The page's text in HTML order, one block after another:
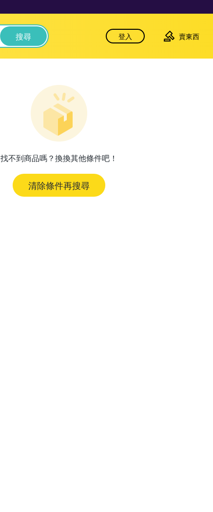
搜尋 登入 賣東西
找不到商品嗎？換換其他條件吧！
清除條件再搜尋